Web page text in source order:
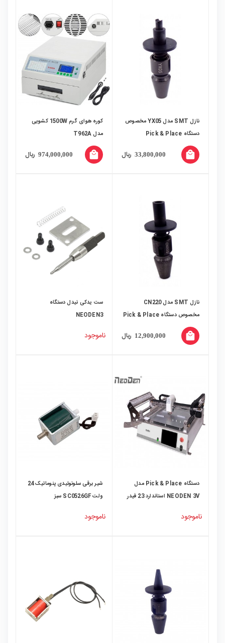
نازل SMT مدل YX05 مخصوص
دستگاه Pick & Place
33,800,000 ریال local_mall
کوره هوای گرم 1500W کشویی
مدل T962A
974,000,000 ریال local_mall
نازل SMT مدل CN220
مخصوص دستگاه Pick & Place
12,900,000 ریال local_mall
ست یدکی نیدل دستگاه
NEODEN3
ناموجود
دستگاه Pick & Place مدل
NEODEN 3V استاندارد 23 فیدر
ناموجود
شیر برقی سلونوئیدی پنوماتیک 24
ولت SC0526GF سبز
ناموجود